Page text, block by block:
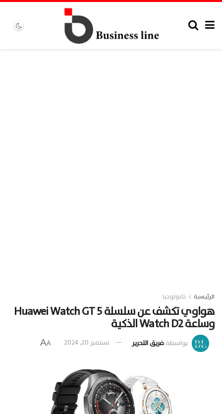
الرئيسية تكنولوجيا
هواوي تكشف عن سلسلة Huawei Watch GT 5
وساعة Watch D2 الذكية
بواسطةفريق التحرير سبتمبر 20, 2024 A
A